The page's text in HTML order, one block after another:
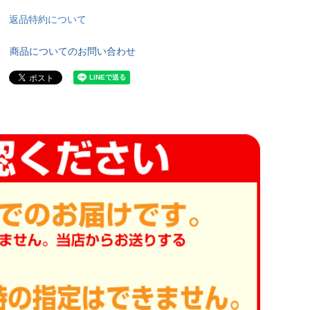
返品特約について
商品についてのお問い合わせ